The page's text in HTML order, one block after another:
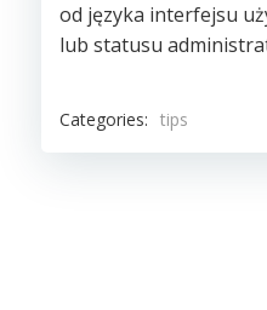
od języka interfejsu
lub statusu
Categories: tips